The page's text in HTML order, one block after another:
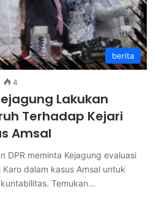
berita
4
Lakukan
Terhadap Kejari
Amsal
DPR meminta Kejagung evaluasi
dalam kasus Amsal untuk
Temukan…